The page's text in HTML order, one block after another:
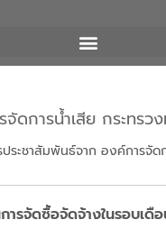
ดการน้ำเสีย กระทรว
ประชาสัมพันธ์จาก องค์การจัด
ารจัดซื้อจัดจ้างในรอบเดื